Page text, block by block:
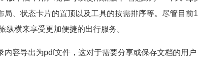
、状态卡片的置顶以及工具的按需排序等。尽管目前1
横来享受更加便捷的出行服务。
容导出为pdf文件，这对于需要分享或保存文档的用户